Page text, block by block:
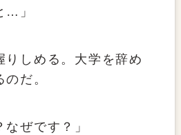
…」
りしめる。大学を辞め
だ。
ぜです？」